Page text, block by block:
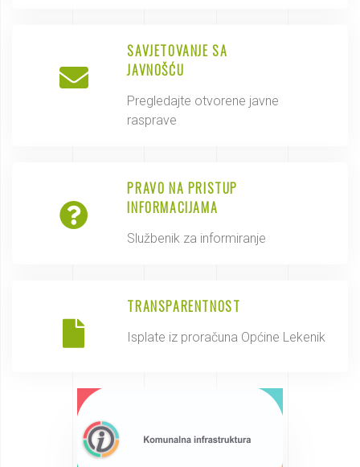
SAVJETOVANJE SA
JAVNOŠĆU
Pregledajte otvorene javne
rasprave
PRAVO NA PRISTUP
INFORMACIJAMA
Službenik za informiranje
TRANSPARENTNOST
Isplate iz proračuna Općine Lekenik